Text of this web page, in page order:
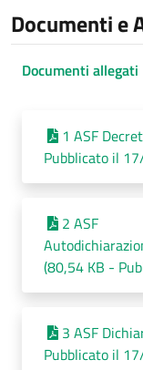
Documenti e
Documenti allegati
1 ASF
Pubblicato il
2 ASF
(80,54 KB -
3 ASF
Pubblicato il